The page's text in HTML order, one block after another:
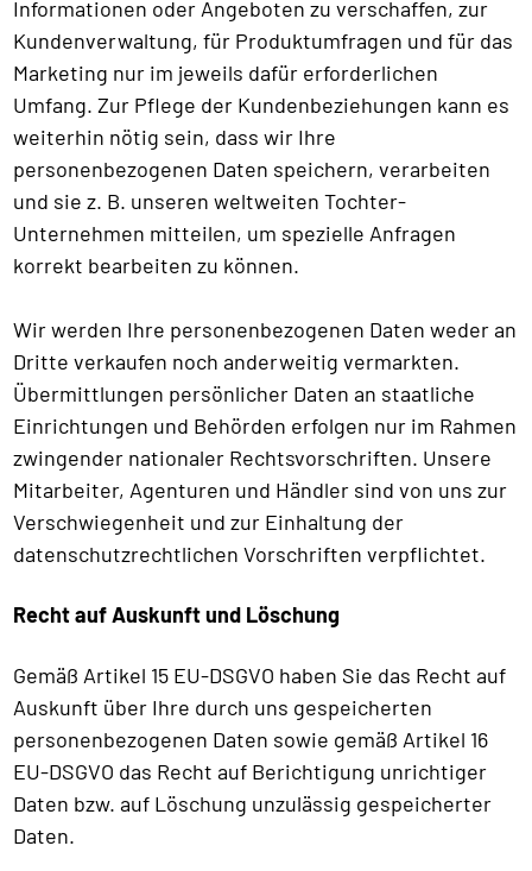
Informationen oder Angeboten zu verschaffen, zur
Kundenverwaltung, für Produktumfragen und für das
Marketing nur im jeweils dafür erforderlichen
Umfang. Zur Pflege der Kundenbeziehungen kann es
weiterhin nötig sein, dass wir Ihre
personenbezogenen Daten speichern, verarbeiten
und sie z. B. unseren weltweiten Tochter-
Unternehmen mitteilen, um spezielle Anfragen
korrekt bearbeiten zu können.
Wir werden Ihre personenbezogenen Daten weder an
Dritte verkaufen noch anderweitig vermarkten.
Übermittlungen persönlicher Daten an staatliche
Einrichtungen und Behörden erfolgen nur im Rahmen
zwingender nationaler Rechtsvorschriften. Unsere
Mitarbeiter, Agenturen und Händler sind von uns zur
Verschwiegenheit und zur Einhaltung der
datenschutzrechtlichen Vorschriften verpflichtet.
Recht auf Auskunft und Löschung
Gemäß Artikel 15 EU-DSGVO haben Sie das Recht auf
Auskunft über Ihre durch uns gespeicherten
personenbezogenen Daten sowie gemäß Artikel 16
EU-DSGVO das Recht auf Berichtigung unrichtiger
Daten bzw. auf Löschung unzulässig gespeicherter
Daten.